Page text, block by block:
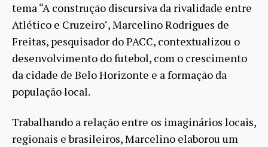
tema “A construção discursiva da rivalidade entre
Atlético e Cruzeiro", Marcelino Rodrigues de
Freitas, pesquisador do PACC, contextualizou o
desenvolvimento do futebol, com o crescimento
da cidade de Belo Horizonte e a formação da
população local.
Trabalhando a relação entre os imaginários locais,
regionais e brasileiros, Marcelino elaborou um